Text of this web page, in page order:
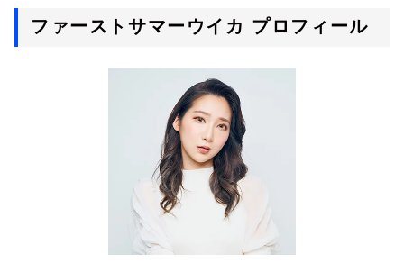
ファーストサマーウイカ プロフィール